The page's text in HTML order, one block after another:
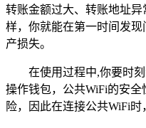
转账金额过大、转账地址
样，你就能在第一时间发
产损失。
在使用过程中,你要时
操作钱包，公共WiFi的安
险，因此在连接公共WiFi时